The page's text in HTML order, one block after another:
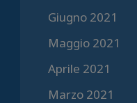
Giugno 2021
Maggio 2021
Aprile 2021
Marzo 2021